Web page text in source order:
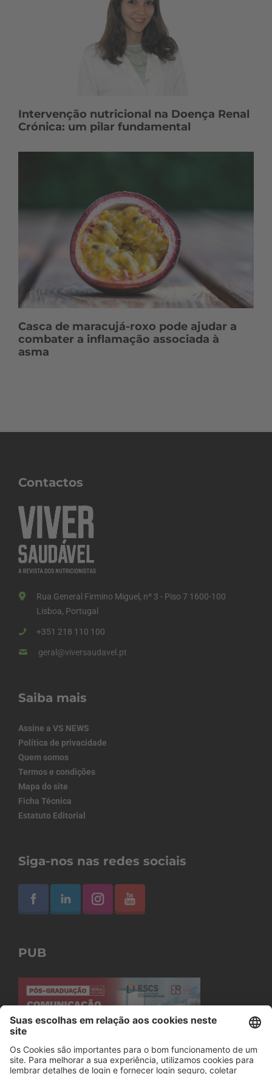
Intervenção nutricional na Doença Renal
Crónica: um pilar fundamental
Casca de maracujá-roxo pode ajudar a
combater a inflamação associada à
asma
Contactos
Rua General Firmino Miguel, nº 3 - Piso 7 1600-100
Lisboa, Portugal
+351 218 110 100
geral@viversaudavel.pt
Saiba mais
Assine a VS NEWS
Política de privacidade
Quem somos
Termos e condições
Mapa do site
Ficha Técnica
Estatuto Editorial
Siga-nos nas redes sociais
PUB